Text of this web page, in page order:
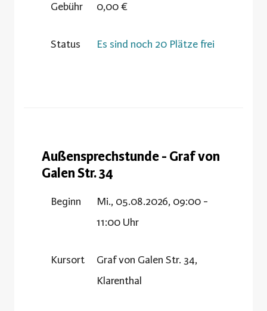
Gebühr 0,00 €
Status Es sind noch 20 Plätze frei
Außensprechstunde - Graf von
Galen Str. 34
Beginn
Mi., 05.08.2026, 09:00 -
11:00 Uhr
Kursort
Graf von Galen Str. 34,
Klarenthal